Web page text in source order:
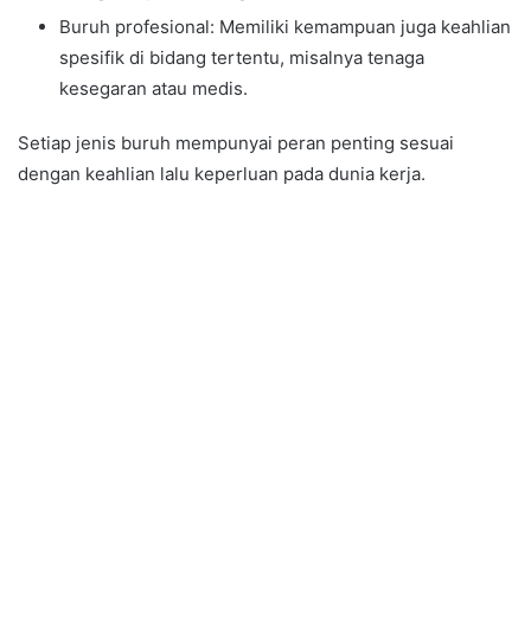
Buruh profesional: Memiliki kemampuan juga keahlian
spesifik di bidang tertentu, misalnya tenaga
kesegaran atau medis.
Setiap jenis buruh mempunyai peran penting sesuai
dengan keahlian lalu keperluan pada dunia kerja.